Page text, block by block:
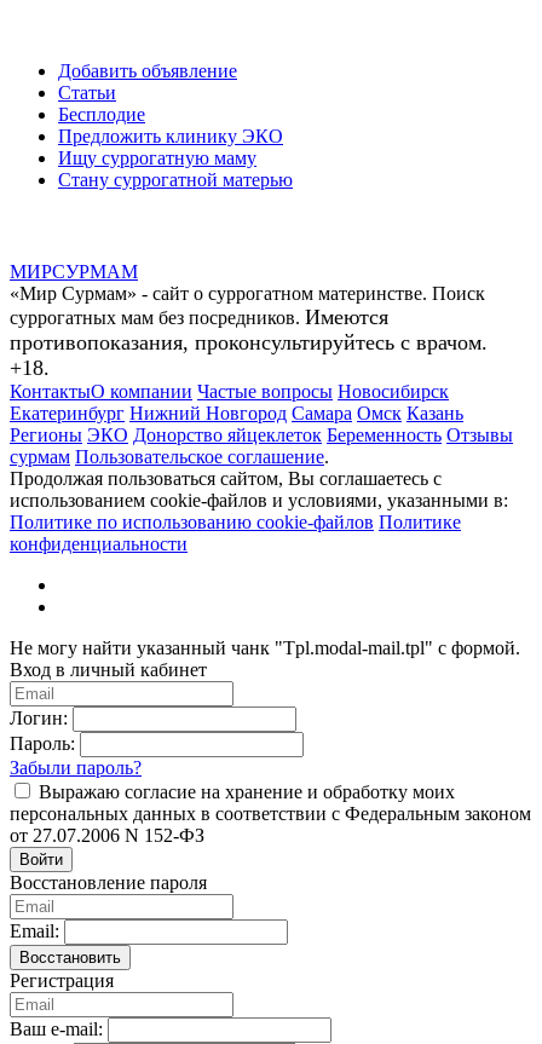
Добавить объявление
Статьи
Бесплодие
Предложить клинику ЭКО
Ищу суррогатную маму
Стану суррогатной матерью
МИРСУРМАМ
«Мир Сурмам» - сайт о суррогатном материнстве. Поиск
суррогатных мам без посредников. Имеются
противопоказания, проконсультируйтесь с врачом.
+18.
КонтактыО компании Частые вопросы Новосибирск
Екатеринбург Нижний Новгород Самара Омск Казань
Регионы ЭКО Донорство яйцеклеток Беременность Отзывы
сурмам Пользовательское соглашение.
Продолжая пользоваться сайтом, Вы соглашаетесь с
использованием cookie-файлов и условиями, указанными в:
Политике по использованию cookie-файлов Политике
конфиденциальности
Не могу найти указанный чанк "Tpl.modal-mail.tpl" с формой.
Вход в личный кабинет
Логин:
Пароль:
Забыли пароль?
Выражаю согласие на хранение и обработку моих
персональных данных в соответствии с Федеральным законом
от 27.07.2006 N 152-ФЗ
Войти
Восстановление пароля
Email:
Восстановить
Регистрация
Ваш e-mail: